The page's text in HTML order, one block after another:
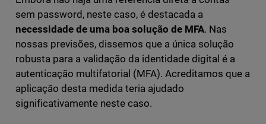
sem password, neste caso, é destacada a
necessidade de uma boa solução de MFA. Nas
nossas previsões, dissemos que a única solução
robusta para a validação da identidade digital é a
autenticação multifatorial (MFA). Acreditamos que a
aplicação desta medida teria ajudado
significativamente neste caso.